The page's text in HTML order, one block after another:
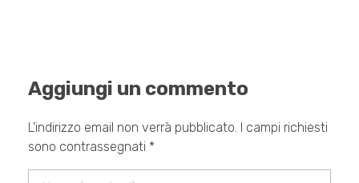
Aggiungi un commento
L'indirizzo email non verrà pubblicato. I campi richiesti
sono contrassegnati *